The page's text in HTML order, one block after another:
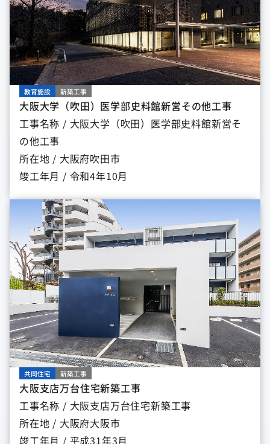
教育施設 新築工事
大阪大学（吹田）医学部史料館新営その他工事
工事名称 / 大阪大学（吹田）医学部史料館新営そ
の他工事
所在地 / 大阪府吹田市
竣工年月 / 令和4年10月
共同住宅 新築工事
大阪支店万台住宅新築工事
工事名称 / 大阪支店万台住宅新築工事
所在地 / 大阪府大阪市
竣工年月 / 平成31年3月